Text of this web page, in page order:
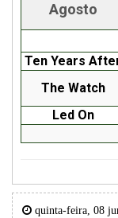
Agosto
Ten Years
The Watch
Led On
quinta-feira, 08